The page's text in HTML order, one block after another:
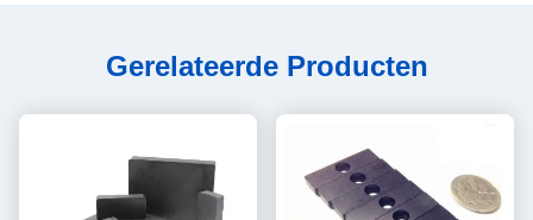
Gerelateerde Producten